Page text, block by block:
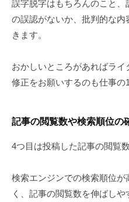
誤字脱字はもちろんのこと
の誤認がないか、批判的な
きます。
おかしいところがあればライ
修正をお願いするのも仕事の1
記事の閲覧数や検索順位の
4つ目は投稿した記事の閲覧
検索エンジンでの検索順位
く、記事の閲覧数を伸ばしや